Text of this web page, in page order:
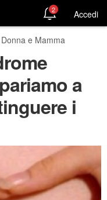
2 Accedi
Donna e Mamma
a
i